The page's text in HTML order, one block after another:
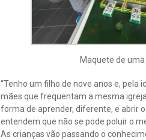
Maquete de uma
“Tenho um filho de nove anos e,
mães que frequentam a mesma
forma de aprender, diferente, e abrir
entendem que não se pode poluir o
As crianças vão passando o